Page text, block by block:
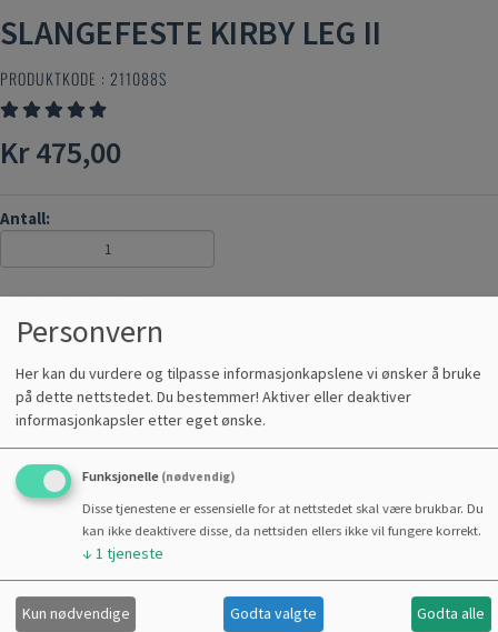
SLANGEFESTE KIRBY LEG II
PRODUKTKODE : 211088S
Kr 475,00
Antall:
Veiledende pris : 375,00
KJØP
LAGERVARE SIKKER NETTHANDEL
Personvern
Her kan du vurdere og tilpasse informasjonkapslene vi ønsker å bruke
på dette nettstedet. Du bestemmer! Aktiver eller deaktiver
informasjonkapsler etter eget ønske.
Funksjonelle (nødvendig)
Disse tjenestene er essensielle for at nettstedet skal være brukbar. Du
kan ikke deaktivere disse, da nettsiden ellers ikke vil fungere korrekt.
↓ 1 tjeneste
Kun nødvendige Godta valgte Godta alle